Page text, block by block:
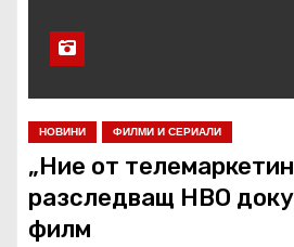
НОВИНИ ФИЛМИ И СЕРИАЛИ
„Ние от
разследващ HBO
филм